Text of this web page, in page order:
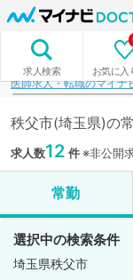
求人検索 お気に入
医師求人・転職のマイナ
秩父市(埼玉県)の
求人数12 件※非公開
常勤
選択中の検索条件
埼玉県秩父市